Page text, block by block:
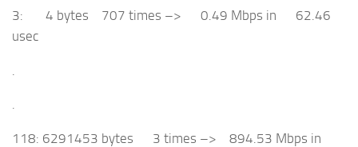
3: 4 bytes 707 times –> 0.49 Mbps in 62.46
usec
.
118: 6291453 bytes 3 times –> 894.53 Mbps in